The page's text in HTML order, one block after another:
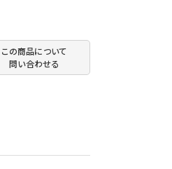
この商品について
問い合わせる